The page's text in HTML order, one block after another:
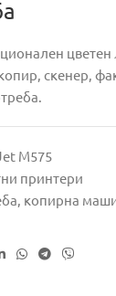
цветен
скенер,
M575
принтери
, копирна